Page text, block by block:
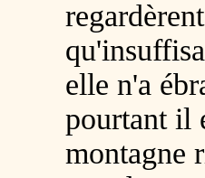
elle n'a
pourtant il
montagne